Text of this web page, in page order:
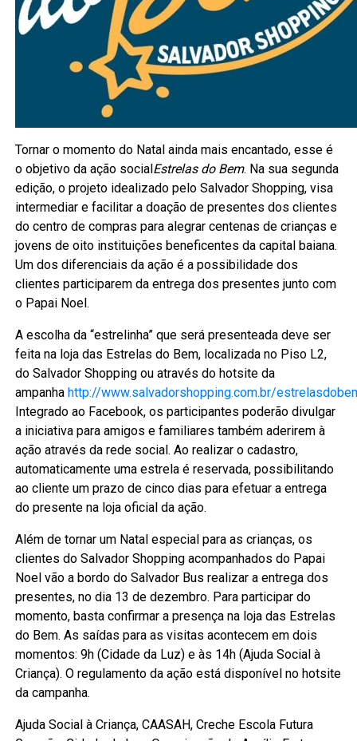
Tornar o momento do Natal ainda mais encantado, esse é
o objetivo da ação social Estrelas do Bem. Na sua segunda
edição, o projeto idealizado pelo Salvador Shopping, visa
intermediar e facilitar a doação de presentes dos clientes
do centro de compras para alegrar centenas de crianças e
jovens de oito instituições beneficentes da capital baiana.
Um dos diferenciais da ação é a possibilidade dos
clientes participarem da entrega dos presentes junto com
o Papai Noel.
A escolha da “estrelinha” que será presenteada deve ser
feita na loja das Estrelas do Bem, localizada no Piso L2,
do Salvador Shopping ou através do hotsite da
ampanha http://www.salvadorshopping.com.br/
Integrado ao Facebook, os participantes poderão divulgar
a iniciativa para amigos e familiares também aderirem à
ação através da rede social. Ao realizar o cadastro,
automaticamente uma estrela é reservada, possibilitando
ao cliente um prazo de cinco dias para efetuar a entrega
do presente na loja oficial da ação.
Além de tornar um Natal especial para as crianças, os
clientes do Salvador Shopping acompanhados do Papai
Noel vão a bordo do Salvador Bus realizar a entrega dos
presentes, no dia 13 de dezembro. Para participar do
momento, basta confirmar a presença na loja das Estrelas
do Bem. As saídas para as visitas acontecem em dois
momentos: 9h (Cidade da Luz) e às 14h (Ajuda Social à
Criança). O regulamento da ação está disponível no hotsite
da campanha.
Ajuda Social à Criança, CAASAH, Creche Escola Futura